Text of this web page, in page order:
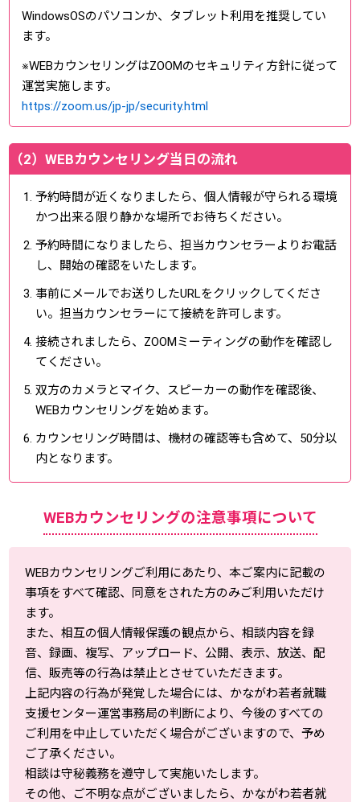
WindowsOSのパソコンか、タブレット利用を推奨してい
ます。
※WEBカウンセリングはZOOMのセキュリティ方針に従って
運営実施します。
https://zoom.us/jp-jp/security.html
（2）WEBカウンセリング当日の流れ
予約時間が近くなりましたら、個人情報が守られる環境
かつ出来る限り静かな場所でお待ちください。
予約時間になりましたら、担当カウンセラーよりお電話
し、開始の確認をいたします。
事前にメールでお送りしたURLをクリックしてくださ
い。担当カウンセラーにて接続を許可します。
接続されましたら、ZOOMミーティングの動作を確認し
てください。
双方のカメラとマイク、スピーカーの動作を確認後、
WEBカウンセリングを始めます。
カウンセリング時間は、機材の確認等も含めて、50分以
内となります。
WEBカウンセリングの注意事項について
WEBカウンセリングご利用にあたり、本ご案内に記載の
事項をすべて確認、同意をされた方のみご利用いただけ
ます。
また、相互の個人情報保護の観点から、相談内容を録
音、録画、複写、アップロード、公開、表示、放送、配
信、販売等の行為は禁止とさせていただきます。
上記内容の行為が発覚した場合には、かながわ若者就職
支援センター運営事務局の判断により、今後のすべての
ご利用を中止していただく場合がございますので、予め
ご了承ください。
相談は守秘義務を遵守して実施いたします。
その他、ご不明な点がございましたら、かながわ若者就